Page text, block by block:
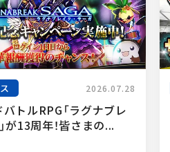
2026.07.28
トルRPG「ラグナブレ
が13周年！皆さまの...